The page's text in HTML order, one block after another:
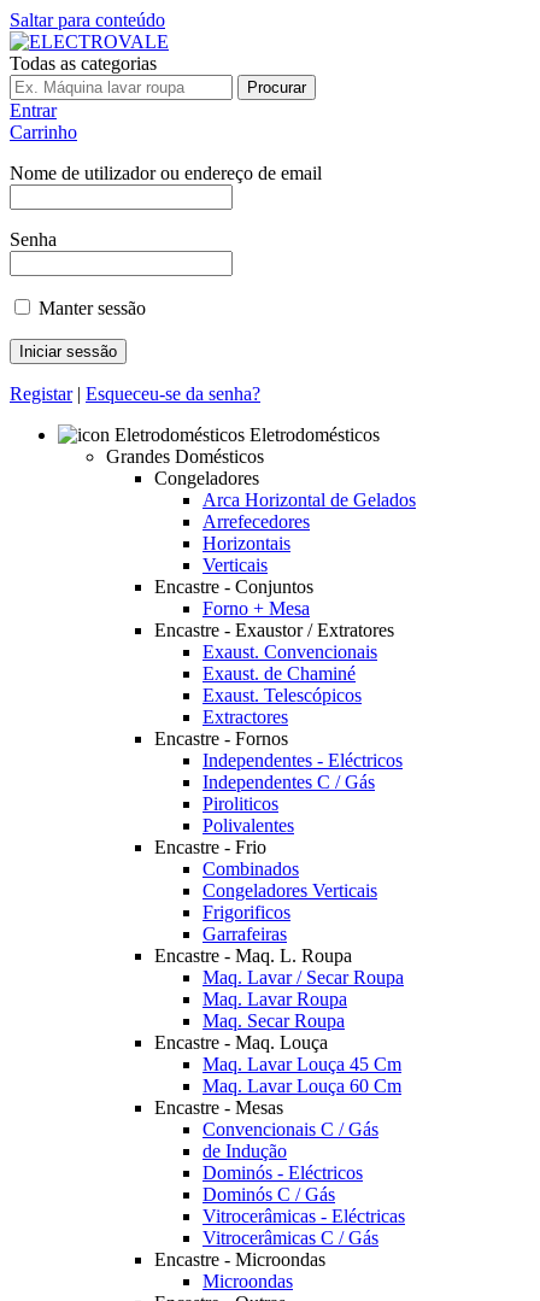
Saltar para conteúdo
Todas as categorias
Procurar
Entrar
Carrinho
Nome de utilizador ou endereço de email
Senha
Manter sessão
Registar| Esqueceu-se da senha?
Eletrodomésticos
Grandes Domésticos
Congeladores
Arca Horizontal de Gelados
Arrefecedores
Horizontais
Verticais
Encastre - Conjuntos
Forno + Mesa
Encastre - Exaustor / Extratores
Exaust. Convencionais
Exaust. de Chaminé
Exaust. Telescópicos
Extractores
Encastre - Fornos
Independentes - Eléctricos
Independentes C / Gás
Piroliticos
Polivalentes
Encastre - Frio
Combinados
Congeladores Verticais
Frigorificos
Garrafeiras
Encastre - Maq. L. Roupa
Maq. Lavar / Secar Roupa
Maq. Lavar Roupa
Maq. Secar Roupa
Encastre - Maq. Louça
Maq. Lavar Louça 45 Cm
Maq. Lavar Louça 60 Cm
Encastre - Mesas
Convencionais C / Gás
de Indução
Dominós - Eléctricos
Dominós C / Gás
Vitrocerâmicas - Eléctricas
Vitrocerâmicas C / Gás
Encastre - Microondas
Microondas